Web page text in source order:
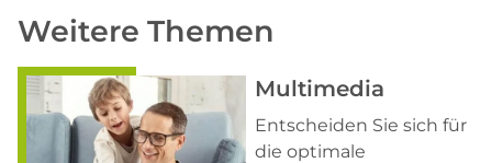
Weitere Themen
Multimedia
Entscheiden Sie sich für
die optimale